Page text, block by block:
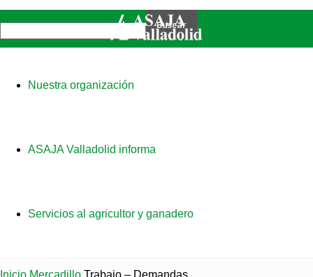
Nuestra organización
ASAJA Valladolid informa
Servicios al agricultor y ganadero
Inicio Mercadillo Trabajo – Demandas